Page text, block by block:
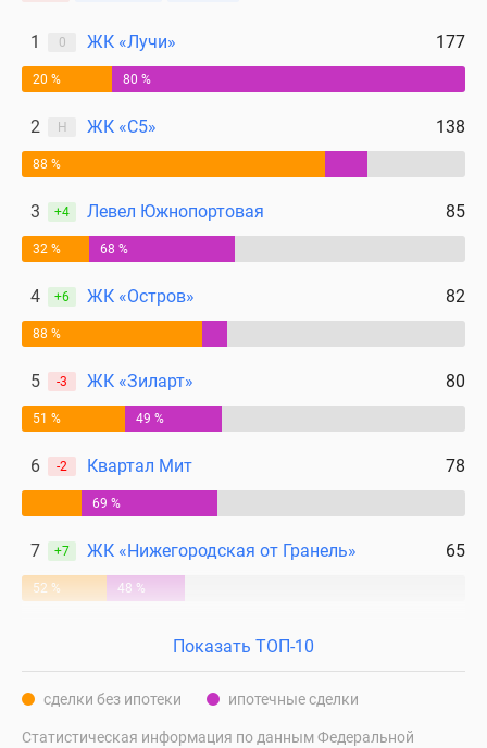
водоема
поселки
ипотеку
Бизнес-
центры
Коттеджи
Скидки
акции
1 0 ЖК «Лучи» 177
20 % 80 %
2 Н ЖК «С5» 138
88 %
3 +4 Левел Южнопортовая 85
32 % 68 %
4 +6 ЖК «Остров» 82
88 %
5 -3 ЖК «Зиларт» 80
51 % 49 %
6 -2 Квартал Мит 78
69 %
7 +7 ЖК «Нижегородская от Гранель» 65
52 % 48 %
Показать ТОП-10
сделки без ипотеки ипотечные сделки
Статистическая информация по данным Федеральной